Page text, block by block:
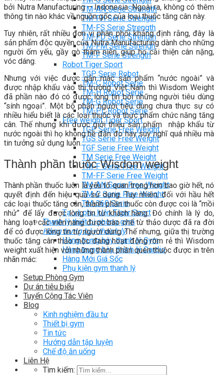
TM-AN Serie Strength
TM-FH Serie Strength
TM-FS Serie Strength
TM-FD Serie Strength
TM-FM Serie Strengh
TM-F Serie Strength
Robot Tiger Sport
TGP Serie Robot
TM-C Robot Serie
TM-H Robot Serie
TM-G Robot Serie
TM-PL Robot Serie
Free weight Tiger Sport
TGP Serie Free Weight
TGS Serie Free Weight
TGF Serie Free Weight
TM Serie Free Weight
TM-F Serie Free Weight
TM-FF Serie Free Weight
TM-AN Serie Free Weight
TM-C Serie Free Weight
TM-360 Serie
Tạ và phụ kiện Tiger Sport
Thanh lý thiết bị phòng gym
Hàng trưng bày thanh lý
Hàng trưng bày thanh lý Gym
Hàng trưng bày thanh lý Cardio
Hàng Mới Giá Sốc
Phụ kiện gym thanh lý
Setup Phòng Gym
Dự án tiêu biểu
Tuyển Cộng Tác Viên
Blog
Kinh nghiệm đầu tư
Thiết bị gym
Tin tức
Hướng dẫn tập luyện
Chế độ ăn uống
Liên Hệ
Tìm kiếm:
bởi Nutra Manufacturing – Indonesia. Ngoài ra, không có thêm
thông tin nào khác về nguồn gốc của loại thuốc tăng cân này.
Tuy nhiên, rất nhiều đơn vị phân phối khẳng định rằng, đây là
sản phẩm độc quyền của Nutra Manufacturing dành cho những
người ốm yếu, gầy gò thâm niên, giúp họ cải thiện cân nặng,
vóc dáng.
Nhưng với việc được gắn mác sản phẩm “nước ngoài” và
được nhập khẩu vào thị trường Việt Nam thì Wisdom Weight
đã phần nào đó có được lòng tin bởi những người tiêu dùng
“sính ngoại”. Một bộ phận người tiêu dùng chưa thực sự có
nhiều hiểu biết là các loại thuốc và thực phẩm chức năng tăng
cân. Thế nhưng khi được giới thiệu sản phẩm nhập khẩu từ
nước ngoài thì họ không hề đắn đo hay suy nghĩ quá nhiều mà
tin tưởng sử dụng luôn.
Thành phần thuốc Wisdom weight
Thành phần thuốc luôn là yếu tố quan trọng hơn bao giờ hết, nó
quyết định đến hiệu quả sử dụng. Tuy nhiên, đối với hầu hết
các loại thuốc tăng cân, thành phần thuốc còn được coi là “mồi
nhử” để lấy được lòng tin từ khách hàng. Đó chính là lý do,
hàng loạt các viên nang được bào chế từ thảo dược đã ra đời
để có được lòng tin từ người dùng. Thế nhưng, giữa thị trường
thuốc tăng cân thảo mộc đang hoạt động rôm rẻ thì Wisdom
weight xuất hiện với những thành phần quen thuộc được in trên
nhãn mác: